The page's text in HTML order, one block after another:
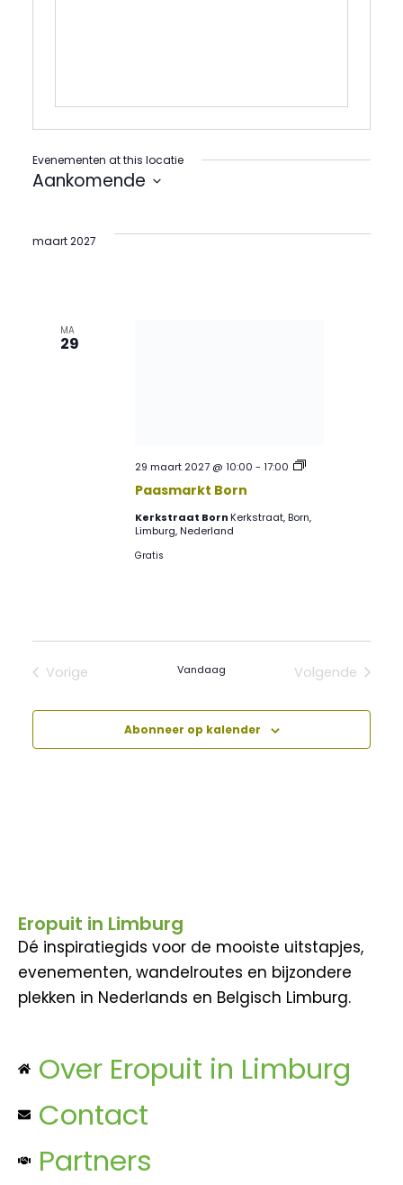
Evenementen at this locatie
Aankomende
datum.
maart 2027
MA
29
Paasmarkt Born
29 maart 2027 @ 10:00 -17:00
Paasmarkt
Kerkstraat Born Kerkstraat, Born,
Limburg, Nederland
Gratis
Vorige
Vandaag
Volgende
Abonneer op kalender
Eropuit in Limburg
Dé inspiratiegids voor de mooiste uitstapjes,
evenementen, wandelroutes en bijzondere
plekken in Nederlands en Belgisch Limburg.
Over Eropuit in Limburg
Contact
Partners